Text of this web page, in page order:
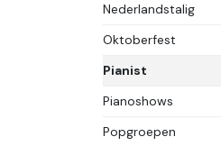
Nederlandstalig
Oktoberfest
Pianist
Pianoshows
Popgroepen